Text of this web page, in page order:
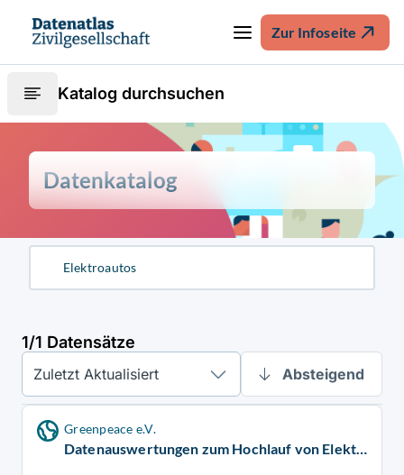
Zur Infoseite
Katalog durchsuchen
Datenkatalog
1/1 Datensätze
Zuletzt Aktualisiert Absteigend
Greenpeace e.V.
Datenauswertungen zum Hochlauf von Elektroautos